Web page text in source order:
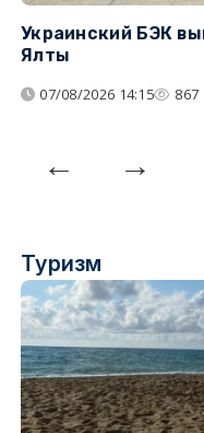
Украинский БЭК
Ялты
07/08/2026 14:15 867
Туризм